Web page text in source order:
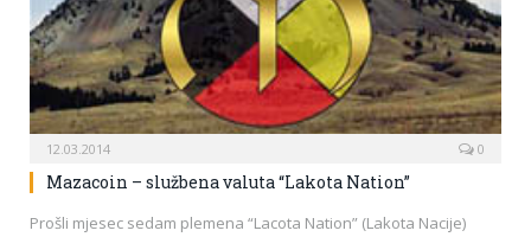
12.03.2014 0
Mazacoin – službena valuta “Lakota Nation”
Prošli mjesec sedam plemena “Lacota Nation” (Lakota Nacije)